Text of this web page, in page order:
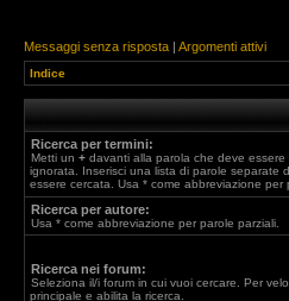
Messaggi senza risposta | Argomenti attivi
Indice
Ricerca per termini:
Metti un + davanti alla parola che deve essere
ignorata. Inserisci una lista di parole separate
essere cercata. Usa * come abbreviazione per
Ricerca per autore:
Usa * come abbreviazione per parole parziali.
Ricerca nei forum:
Seleziona il/i forum in cui vuoi cercare. Per
principale e abilita la ricerca.